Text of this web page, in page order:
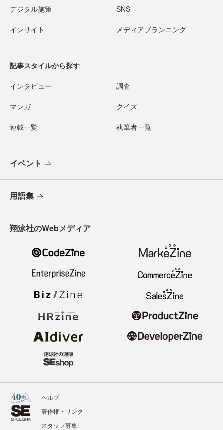
デジタル施策 SNS
インサイト メディアプランニング
記事スタイルから探す
インタビュー 調査
マンガ クイズ
連載一覧 執筆者一覧
イベント
用語集
翔泳社のWebメディア
ヘルプ
著作権・リンク
スタッフ募集!